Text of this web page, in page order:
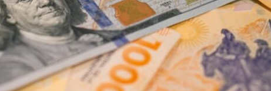
de
Argentina